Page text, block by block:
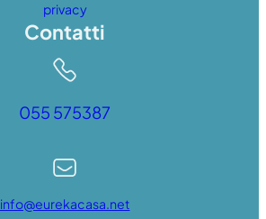
privacy
Contatti
055 575387
info@eurekacasa.net